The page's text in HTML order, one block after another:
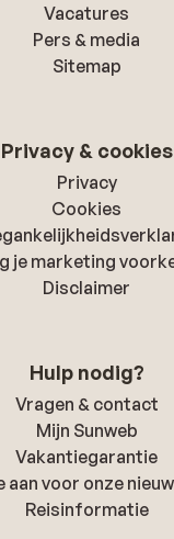
Vacatures
Pers & media
Sitemap
Privacy & cookies
Privacy
Cookies
je marketing
Disclaimer
Hulp nodig?
Vragen & contact
Mijn Sunweb
Vakantiegarantie
aan voor onze
Reisinformatie